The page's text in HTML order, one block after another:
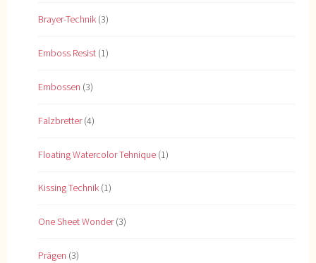
Brayer-Technik (3)
Emboss Resist (1)
Embossen (3)
Falzbretter(4)
Floating Watercolor Tehnique (1)
Kissing Technik (1)
One Sheet Wonder(3)
Prägen (3)